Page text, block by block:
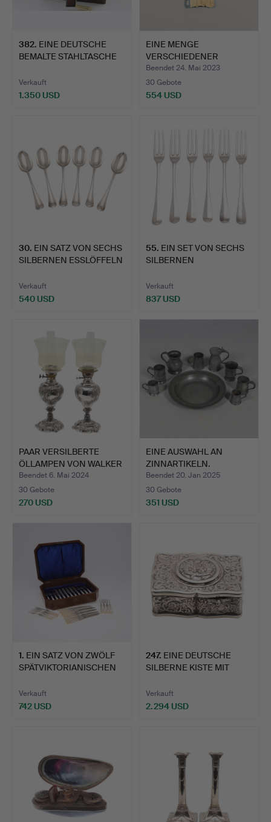
382. EINE DEUTSCHE
BEMALTE STAHLTASCHE
Verkauft
1.350 USD
EINE MENGE
VERSCHIEDENER
PLATTENWAREN.
Beendet 24. Mai 2023
30 Gebote
554 USD
30. EIN SATZ VON SECHS
SILBERNEN ESSLÖFFELN
Verkauft
540 USD
55. EIN SET VON SECHS
SILBERNEN
Verkauft
837 USD
PAAR VERSILBERTE
ÖLLAMPEN VON WALKER
& HAL…
Beendet 6. Mai 2024
30 Gebote
270 USD
EINE AUSWAHL AN
ZINNARTIKELN.
Beendet 20. Jan 2025
30 Gebote
351 USD
1. EIN SATZ VON ZWÖLF
SPÄTVIKTORIANISCHEN
Verkauft
742 USD
247. EINE DEUTSCHE
SILBERNE KISTE MIT
Verkauft
2.294 USD